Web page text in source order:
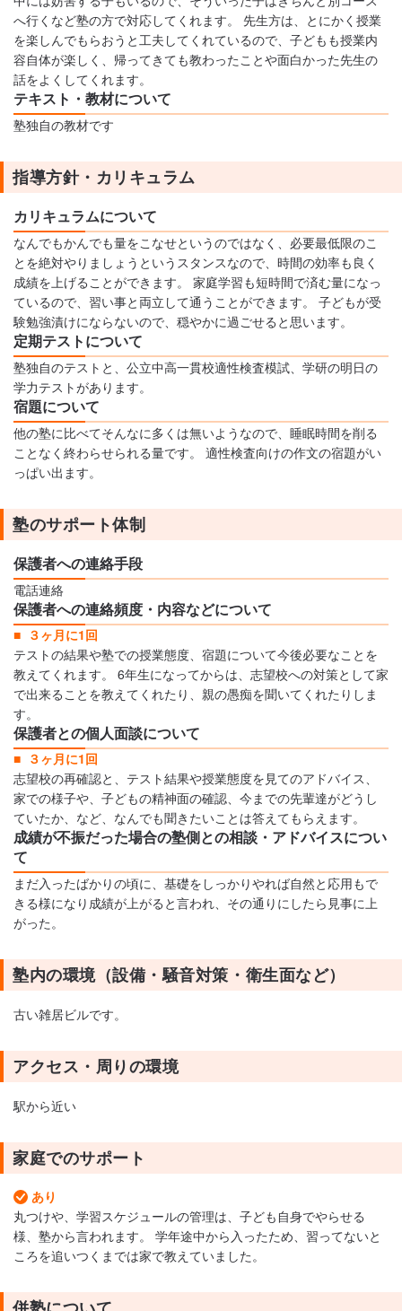
へ行くなど塾の方で対応してくれます。 先生方は、とにかく授業
を楽しんでもらおうと工夫してくれているので、子どもも授業内
容自体が楽しく、帰ってきても教わったことや面白かった先生の
話をよくしてくれます。
テキスト・教材について
塾独自の教材です
指導方針・カリキュラム
カリキュラムについて
なんでもかんでも量をこなせというのではなく、必要最低限のこ
とを絶対やりましょうというスタンスなので、時間の効率も良く
成績を上げることができます。 家庭学習も短時間で済む量になっ
ているので、習い事と両立して通うことができます。 子どもが受
験勉強漬けにならないので、穏やかに過ごせると思います。
定期テストについて
塾独自のテストと、公立中高一貫校適性検査模試、学研の明日の
学力テストがあります。
宿題について
他の塾に比べてそんなに多くは無いようなので、睡眠時間を削る
ことなく終わらせられる量です。 適性検査向けの作文の宿題がい
っぱい出ます。
塾のサポート体制
保護者への連絡手段
電話連絡
保護者への連絡頻度・内容などについて
３ヶ月に1回
テストの結果や塾での授業態度、宿題について今後必要なことを
教えてくれます。 6年生になってからは、志望校への対策として家
で出来ることを教えてくれたり、親の愚痴を聞いてくれたりしま
す。
保護者との個人面談について
３ヶ月に1回
志望校の再確認と、テスト結果や授業態度を見てのアドバイス、
家での様子や、子どもの精神面の確認、今までの先輩達がどうし
ていたか、など、なんでも聞きたいことは答えてもらえます。
成績が不振だった場合の塾側との相談・アドバイスについ
て
まだ入ったばかりの頃に、基礎をしっかりやれば自然と応用もで
きる様になり成績が上がると言われ、その通りにしたら見事に上
がった。
塾内の環境（設備・騒音対策・衛生面など）
古い雑居ビルです。
アクセス・周りの環境
駅から近い
家庭でのサポート
あり
丸つけや、学習スケジュールの管理は、子ども自身でやらせる
様、塾から言われます。 学年途中から入ったため、習ってないと
ころを追いつくまでは家で教えていました。